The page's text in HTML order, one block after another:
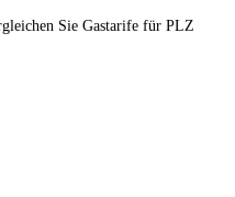
Sie Gastarife für PLZ